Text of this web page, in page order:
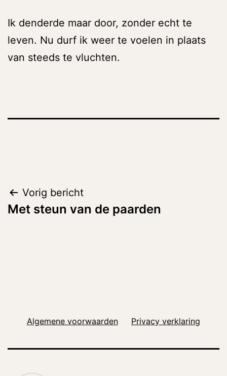
Ik denderde maar door, zonder echt te
leven. Nu durf ik weer te voelen in plaats
van steeds te vluchten.
Bericht
navigatie
Vorig bericht
Met steun van de paarden
Algemene voorwaarden Privacy verklaring